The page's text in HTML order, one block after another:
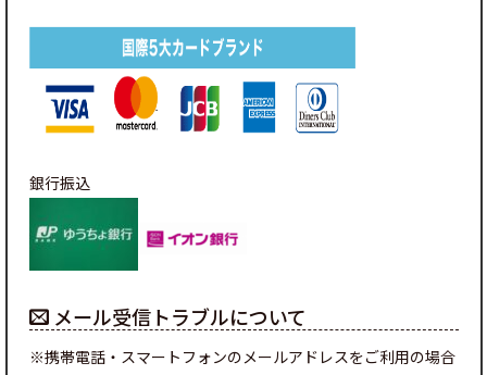
銀行振込
メール受信トラブルについて
※携帯電話・スマートフォンのメールアドレスをご利用の場合